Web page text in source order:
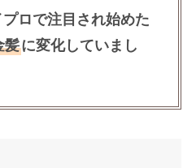
ロで注目され始めた
髪に変化していまし